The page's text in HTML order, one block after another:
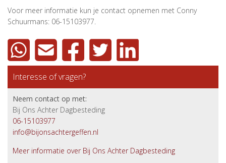
Voor meer informatie kun je contact opnemen met Conny
Schuurmans: 06-15103977.
Interesse of vragen?
Neem contact op met:
Bij Ons Achter Dagbesteding
06-15103977
info@bijonsachtergeffen.nl
Meer informatie over Bij Ons Achter Dagbesteding